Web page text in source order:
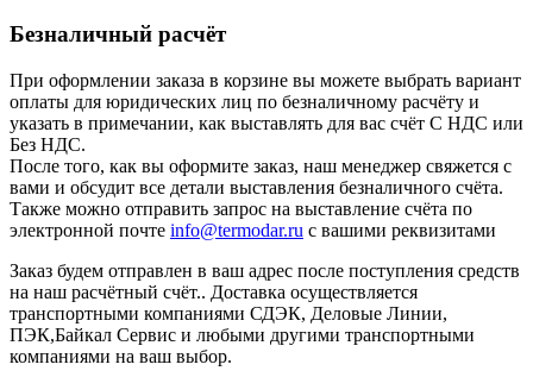
Безналичный расчёт
При оформлении заказа в корзине вы можете выбрать вариант
оплаты для юридических лиц по безналичному расчёту и
указать в примечании, как выставлять для вас счёт С НДС или
Без НДС.
После того, как вы оформите заказ, наш менеджер свяжется с
вами и обсудит все детали выставления безналичного счёта.
Также можно отправить запрос на выставление счёта по
электронной почте info@termodar.ru с вашими реквизитами
Заказ будем отправлен в ваш адрес после поступления средств
на наш расчётный счёт.. Доставка осуществляется
транспортными компаниями СДЭК, Деловые Линии,
ПЭК,Байкал Сервис и любыми другими транспортными
компаниями на ваш выбор.